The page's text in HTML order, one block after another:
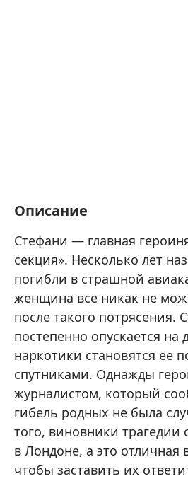
Описание
Стефани — главная
секция». Несколько лет
погибли в страшной
женщина все никак не
после такого потрясения.
постепенно опускается на
наркотики становятся ее
спутниками. Однажды
журналистом, который
гибель родных не была
того, виновники трагедии
в Лондоне, а это отличная
чтобы заставить их